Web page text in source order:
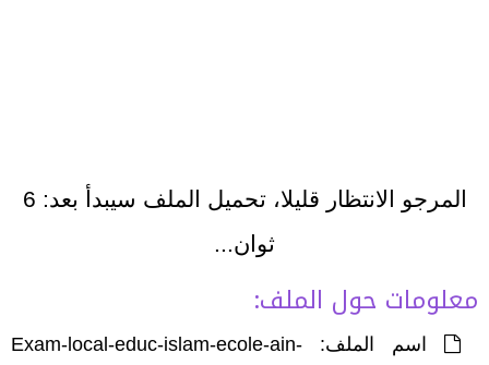
المرجو الانتظار قليلا، تحميل الملف سيبدأ بعد: 6
ثوان...
معلومات حول الملف:
اسم الملف: Exam-local-educ-islam-ecole-ain-